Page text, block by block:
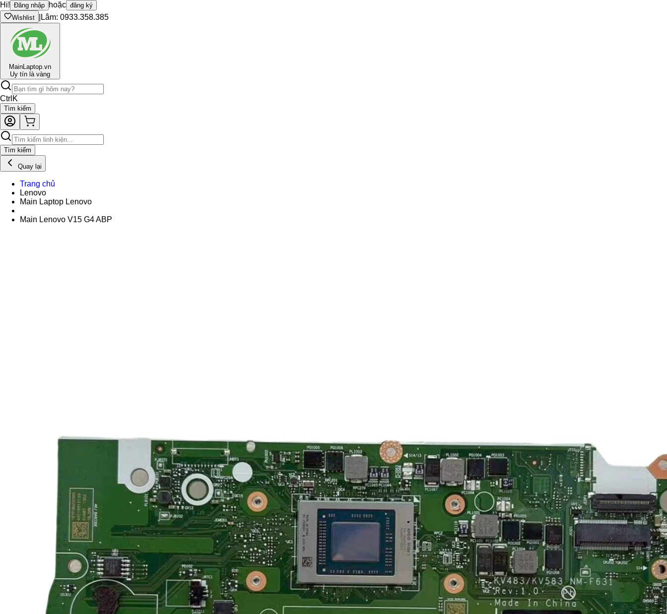
Hi! Đăng nhập hoặc đăng ký
Wishlist
Lâm: 0933.358.385
MainLaptop.vn
Uy tín là vàng
Ctrl K
Tìm kiếm
Tìm kiếm
Quay lại
Trang chủ
Lenovo
Main Laptop Lenovo
Main Lenovo V15 G4 ABP